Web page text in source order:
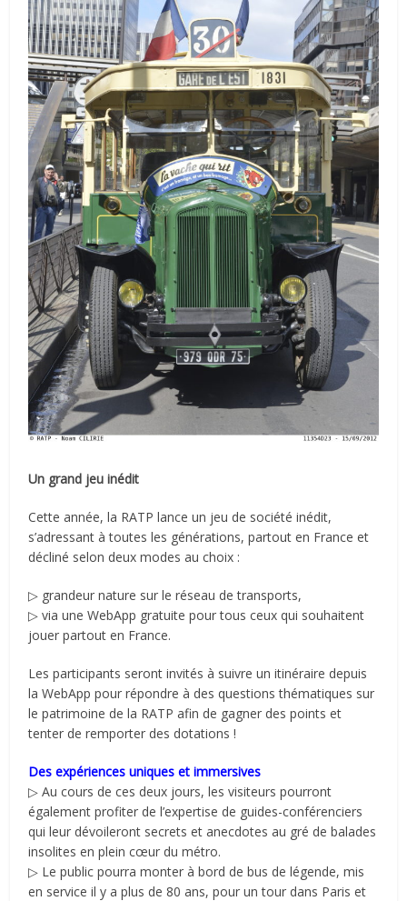
Un grand jeu inédit
Cette année, la RATP lance un jeu de société inédit,
s’adressant à toutes les générations, partout en France et
décliné selon deux modes au choix :
▷ grandeur nature sur le réseau de transports,
▷ via une WebApp gratuite pour tous ceux qui souhaitent
jouer partout en France.
Les participants seront invités à suivre un itinéraire depuis
la WebApp pour répondre à des questions thématiques sur
le patrimoine de la RATP afin de gagner des points et
tenter de remporter des dotations !
Des expériences uniques et immersives
▷ Au cours de ces deux jours, les visiteurs pourront
également profiter de l’expertise de guides-conférenciers
qui leur dévoileront secrets et anecdotes au gré de balades
insolites en plein cœur du métro.
▷ Le public pourra monter à bord de bus de légende, mis
en service il y a plus de 80 ans, pour un tour dans Paris et